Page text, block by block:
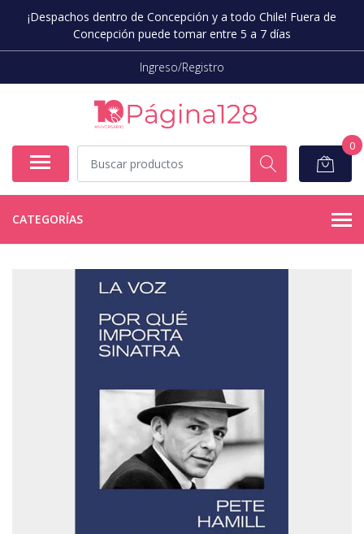
¡Despachos dentro de Concepción y a todo Chile! Fuera de
Concepción puede tomar entre 5 a 7 días
Ingreso/Registro
0
CATEGORÍAS